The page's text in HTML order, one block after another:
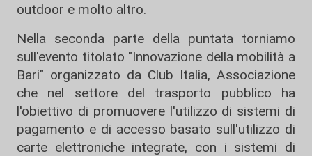
outdoor e molto altro.
Nella seconda parte della puntata torniamo
sull'evento titolato "Innovazione della mobilità a
Bari" organizzato da Club Italia, Associazione
che nel settore del trasporto pubblico ha
l'obiettivo di promuovere l'utilizzo di sistemi di
pagamento e di accesso basato sull'utilizzo di
carte elettroniche integrate, con i sistemi di